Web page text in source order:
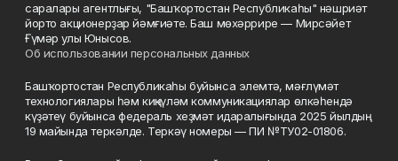
саралары агентлығы, "Башҡортостан Республикаһы" нәшриәт
йорто акционерҙар йәмғиәте. Баш мөхәррире — Мирсәйет
Ғүмәр улы Юнысов.
Об использовании персональных данных
Башҡортостан Республикаһы буйынса элемтә, мәғлүмәт
технологиялары һәм киңкүләм коммуникациялар өлкәһендә
күҙәтеү буйынса федераль хеҙмәт идаралығында 2025 йылдың
19 майында теркәлде. Теркәү номеры — ПИ №ТУ02-01806.